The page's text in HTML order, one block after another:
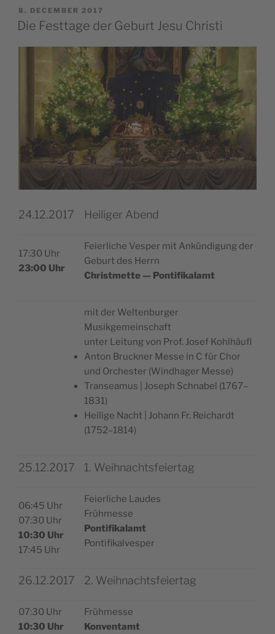
POSTED
ON
8. DECEMBER 2017
Die Festtage der Geburt Jesu Christi
24.12.2017 Heiliger Abend
17:30 Uhr
23:00 Uhr
Fei­er­lic­he Ves­per mit Ankün­di­gung der
Geburt des Herrn
Chri­st­met­te — Pontifikalamt
mit der Wel­ten­bur­ger
Musikgemeinschaft
unter Lei­tung von Prof. Josef Kohlhäufl
Anton Bruck­ner Mes­se in C für Chor
und Orc­he­s­ter (Wind­ha­ger Messe)
Transe­a­mus | Joseph Schna­bel (1767–
1831)
Hei­l­ige Nac­ht | Johann Fr. Reic­hardt
(1752–1814)
25.12.2017 1. Weihnachtsfeiertag
06:45 Uhr
07:30 Uhr
10:30 Uhr
17:45 Uhr
Fei­er­lic­he Laudes
Frühmesse
Pon­tifi­ka­lamt
Pontifikalvesper
26.12.2017 2. Weihnachtsfeiertag
07:30 Uhr
10:30 Uhr
Frühmes­se
Kon­ven­tamt